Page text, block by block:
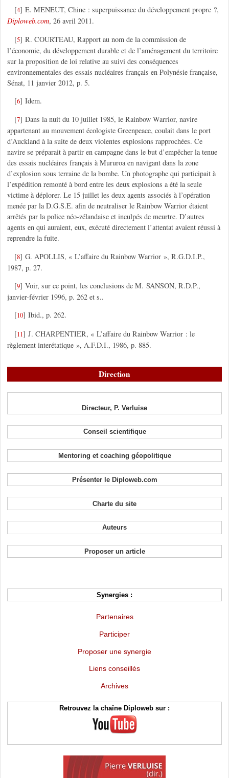
[4]E. MENEUT, Chine : superpuissance du développement propre ?,
Diploweb.com, 26 avril 2011.
[5]R. COURTEAU, Rapport au nom de la commission de
l’économie, du développement durable et de l’aménagement du territoire
sur la proposition de loi relative au suivi des conséquences
environnementales des essais nucléaires français en Polynésie française,
Sénat, 11 janvier 2012, p. 5.
[6]Idem.
[7]Dans la nuit du 10 juillet 1985, le Rainbow Warrior, navire
appartenant au mouvement écologiste Greenpeace, coulait dans le port
d’Auckland à la suite de deux violentes explosions rapprochées. Ce
navire se préparait à partir en campagne dans le but d’empêcher la tenue
des essais nucléaires français à Mururoa en navigant dans la zone
d’explosion sous terraine de la bombe. Un photographe qui participait à
l’expédition remonté à bord entre les deux explosions a été la seule
victime à déplorer. Le 15 juillet les deux agents associés à l’opération
menée par la D.G.S.E. afin de neutraliser le Rainbow Warrior étaient
arrêtés par la police néo-zélandaise et inculpés de meurtre. D’autres
agents en qui auraient, eux, exécuté directement l’attentat avaient réussi à
reprendre la fuite.
[8]G. APOLLIS, « L’affaire du Rainbow Warrior », R.G.D.I.P.,
1987, p. 27.
[9]Voir, sur ce point, les conclusions de M. SANSON, R.D.P.,
janvier-février 1996, p. 262 et s..
[10]Ibid., p. 262.
[11]J. CHARPENTIER, « L’affaire du Rainbow Warrior : le
règlement interétatique », A.F.D.I., 1986, p. 885.
Direction
Directeur, P. Verluise
Conseil scientifique
Mentoring et coaching géopolitique
Présenter le Diploweb.com
Charte du site
Auteurs
Proposer un article
Synergies :
Partenaires
Participer
Proposer une synergie
Liens conseillés
Archives
Retrouvez la chaîne Diploweb sur :